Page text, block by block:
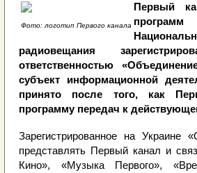
Фото: логотип Первого канала
Первый
радиовещания
ответственностью
субъект информационной
принято после того, как
программу передач к
Зарегистрированное на Украине
представлять Первый канал и
Кино», «Музыка Первого»,